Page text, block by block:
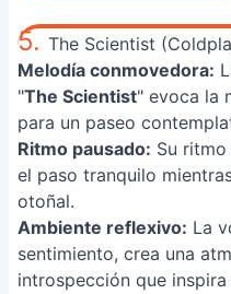
5. The Scientist
Melodía conmovedora:
"The Scientist" evoca la
para un paseo
Ritmo pausado: Su
el paso tranquilo
otoñal.
Ambiente reflexivo: La
sentimiento, crea una
introspección que